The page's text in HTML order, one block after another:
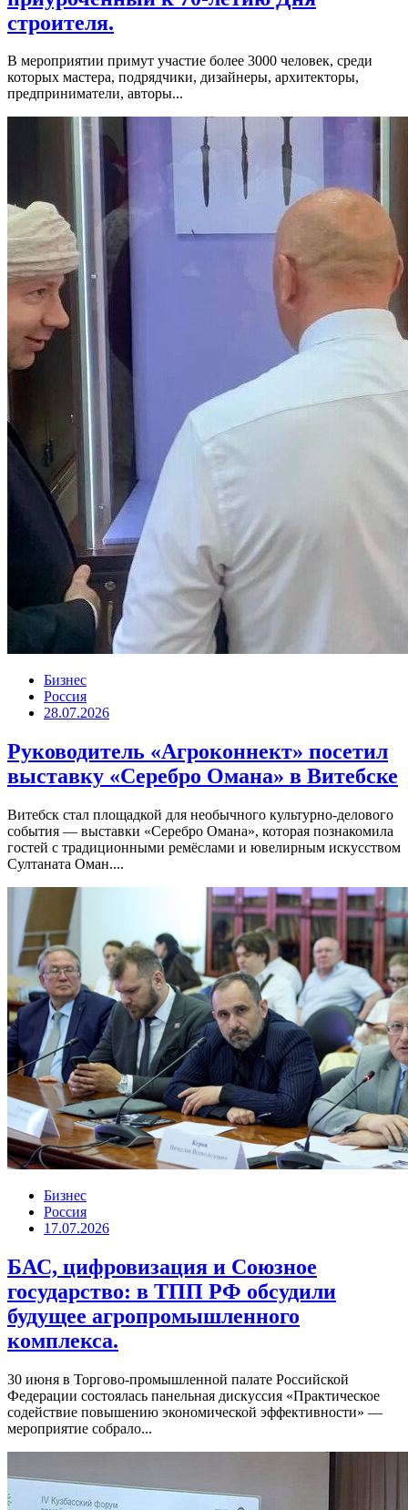
строителя.
В мероприятии примут участие более 3000 человек, среди
которых мастера, подрядчики, дизайнеры, архитекторы,
предприниматели, авторы...
Бизнес
Россия
28.07.2026
Руководитель «Агроконнект» посетил
выставку «Серебро Омана» в Витебске
Витебск стал площадкой для необычного культурно-делового
события — выставки «Серебро Омана», которая познакомила
гостей с традиционными ремёслами и ювелирным искусством
Султаната Оман....
Бизнес
Россия
17.07.2026
БАС, цифровизация и Союзное
государство: в ТПП РФ обсудили
будущее агропромышленного
комплекса.
30 июня в Торгово-промышленной палате Российской
Федерации состоялась панельная дискуссия «Практическое
содействие повышению экономической эффективности» —
мероприятие собрало...